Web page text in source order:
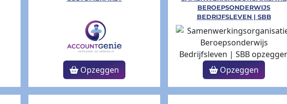
Opzeggen
BEROEPSONDERWIJS
BEDRIJFSLEVEN | SBB
Opzeggen